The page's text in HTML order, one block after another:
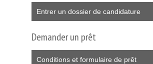
Entrer un dossier de candidature
Demander un prêt
Conditions et formulaire de prêt